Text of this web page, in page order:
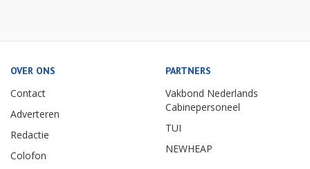
OVER ONS
Contact
Adverteren
Redactie
Colofon
PARTNERS
Vakbond Nederlands
Cabinepersoneel
TUI
NEWHEAP